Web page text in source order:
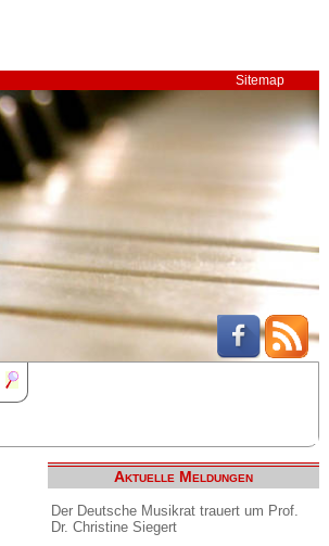
Sitemap
Aktuelle Meldungen
Der Deutsche Musikrat trauert um Prof.
Dr. Christine Siegert